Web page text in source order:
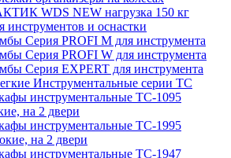
WDS NEW нагрузка 150 кг
инструментов и оснастки
Серия PROFI M для инструмента
Серия PROFI W для инструмента
Серия EXPERT для инструмента
Инструментальные серии ТС
инструментальные TC-1095
на 2 двери
инструментальные TC-1995
на 2 двери
инструментальные ТС-1947